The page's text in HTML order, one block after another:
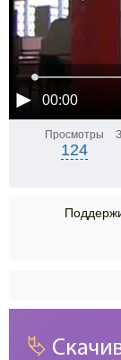
00:00
Просмотры
124